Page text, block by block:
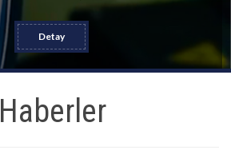
Detay
Haberler